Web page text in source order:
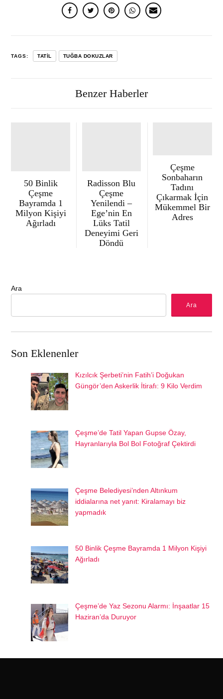
TAGS: TATIL TUĞBA DOKUZLAR
Benzer Haberler
50 Binlik
Çeşme
Bayramda 1
Milyon Kişiyi
Ağırladı
Radisson Blu
Çeşme
Yenilendi –
Ege’nin En
Lüks Tatil
Deneyimi Geri
Döndü
Çeşme
Sonbaharın
Tadını
Çıkarmak İçin
Mükemmel Bir
Adres
Ara
Ara
Son Eklenenler
Kızılcık Şerbeti’nin Fatih’i Doğukan
Güngör’den Askerlik İtirafı: 9 Kilo Verdim
Çeşme’de Tatil Yapan Gupse Özay,
Hayranlarıyla Bol Bol Fotoğraf Çektirdi
Çeşme Belediyesi’nden Altınkum
iddialarına net yanıt: Kiralamayı biz
yapmadık
50 Binlik Çeşme Bayramda 1 Milyon Kişiyi
Ağırladı
Çeşme’de Yaz Sezonu Alarmı: İnşaatlar 15
Haziran’da Duruyor